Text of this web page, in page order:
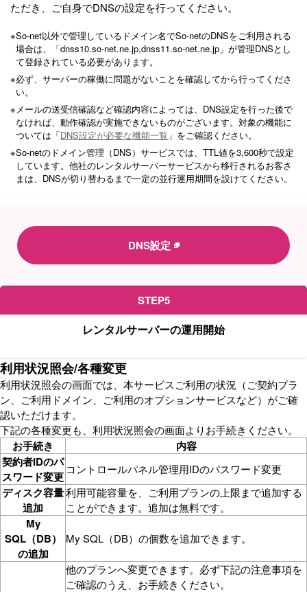
ただき、ご自身でDNSの設定を行ってください。
※So-net以外で管理しているドメイン名でSo-netのDNSをご利用される
場合は、「dnss10.so-net.ne.jp,dnss11.so-net.ne.jp」が管理DNSとし
て登録されている必要があります。
※必ず、サーバーの稼働に問題がないことを確認してから行ってくださ
い。
※メールの送受信確認など確認内容によっては、DNS設定を行った後で
なければ、動作確認が実施できないものがございます。対象の機能に
ついては「DNS設定が必要な機能一覧 」をご確認ください。
※So-netのドメイン管理（DNS）サービスでは、TTL値を3,600秒で設定
しています。他社のレンタルサーバーサービスから移行されるお客さ
まは、DNSが切り替わるまで一定の並行運用期間を設けてください。
DNS設定
STEP5
レンタルサーバーの運用開始
利用状況照会/各種変更
利用状況照会の画面では、本サービスご利用の状況（ご契約プラ
ン、ご利用ドメイン、ご利用のオプションサービスなど）がご確
認いただけます。
下記の各種変更も、利用状況照会の画面よりお手続きください。
お手続き
内容
契約者IDのパ
スワード変更
コントロールパネル管理用IDのパスワード変更
ディスク容量
追加
利用可能容量を、ご利用プランの上限まで追加する
ことができます。追加は無料です。
My
SQL（DB）
の追加
My SQL（DB）の個数を追加できます。
他のプランへ変更できます。必ず下記の注意事項を
ご確認のうえ、お手続きください。